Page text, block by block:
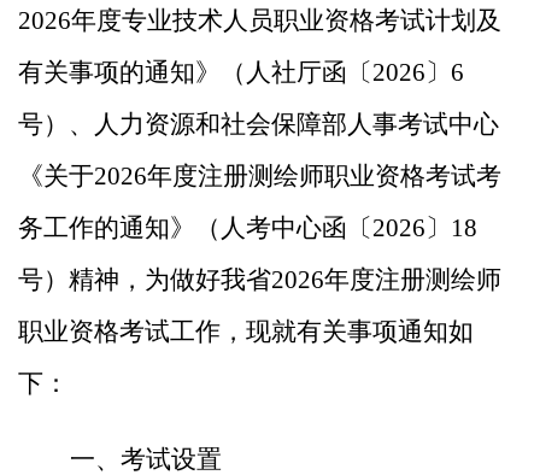
2026年度专业技术人员职业资格考试计划及
有关事项的通知》（人社厅函 〔2026〕 6
号） 、
人力资源和社会保障部人事考试中心
《关于2026年度注册测绘师职业资格考试考
务工作的通知》（ 人考中心函 〔2026〕 18
号）精神，为做好我省2026年度注册测绘师
职业资格考试工作，现就有关事项通知如
下：
一、考试设置